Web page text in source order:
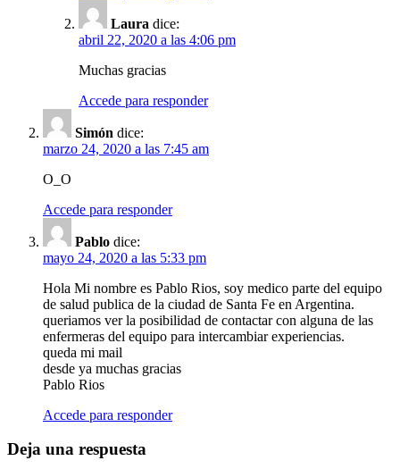
Laura dice:
abril 22, 2020 a las 4:06 pm
Muchas gracias
Accede para responder
Simón dice:
marzo 24, 2020 a las 7:45 am
O_O
Accede para responder
Pablo dice:
mayo 24, 2020 a las 5:33 pm
Hola Mi nombre es Pablo Rios, soy medico parte del equipo
de salud publica de la ciudad de Santa Fe en Argentina.
queriamos ver la posibilidad de contactar con alguna de las
enfermeras del equipo para intercambiar experiencias.
queda mi mail
desde ya muchas gracias
Pablo Rios
Accede para responder
Deja una respuesta